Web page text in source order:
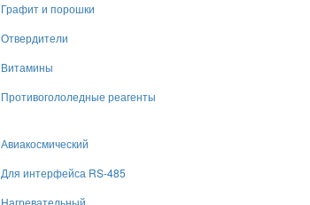
Графит и порошки
Отвердители
Витамины
Противогололедные реагенты
Авиакосмический
Для интерфейса RS-485
Нагревательный